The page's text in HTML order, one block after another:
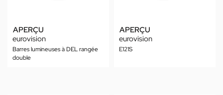
APERÇU
eurovision
Barres lumineuses à DEL rangée
double
APERÇU
eurovision
E121S